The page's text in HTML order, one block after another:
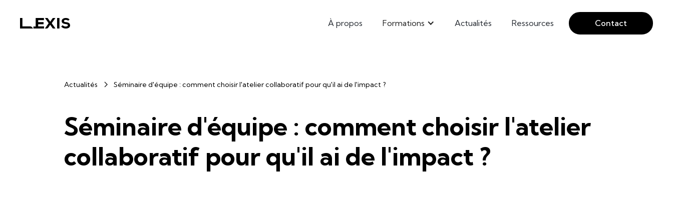
À propos Formations Actualités Ressources Contact
Actualités Séminaire d'équipe : comment choisir l'atelier collaboratif pour qu'il ai de l'impact ?
Séminaire d'équipe : comment choisir l'atelier
collaboratif pour qu'il ai de l'impact ?